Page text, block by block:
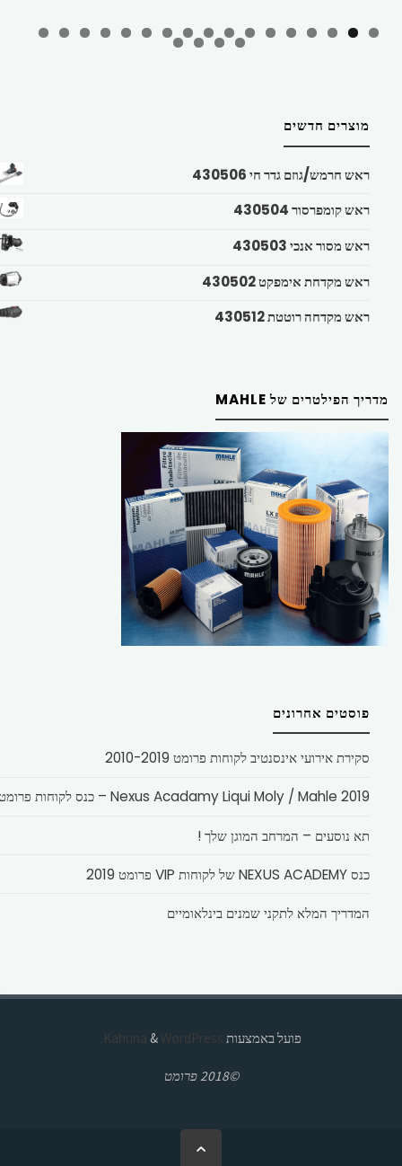
מוצרים חדשים
ראש חרמש/גוזם גדר חי 430506
ראש קומפרסור 430504
ראש מסור אנכי 430503
ראש מקדחת אימפקט 430502
ראש מקדחה רוטטת 430512
מדריך הפילטרים של MAHLE
פוסטים אחרונים
סקירת אירועי אינסנטיב לקוחות פרומט 2010-2019
Nexus Acadamy Liqui Moly / Mahle 2019 – כנס לקוחות פרומט
תא נוסעים – המרחב המוגן שלך !
כנס NEXUS ACADEMY של לקוחות VIP פרומט 2019
המדריך המלא לתקני שמנים בינלאומיים
פועל באמצעות & WordPress.
©2018 פרומט
בחזרה